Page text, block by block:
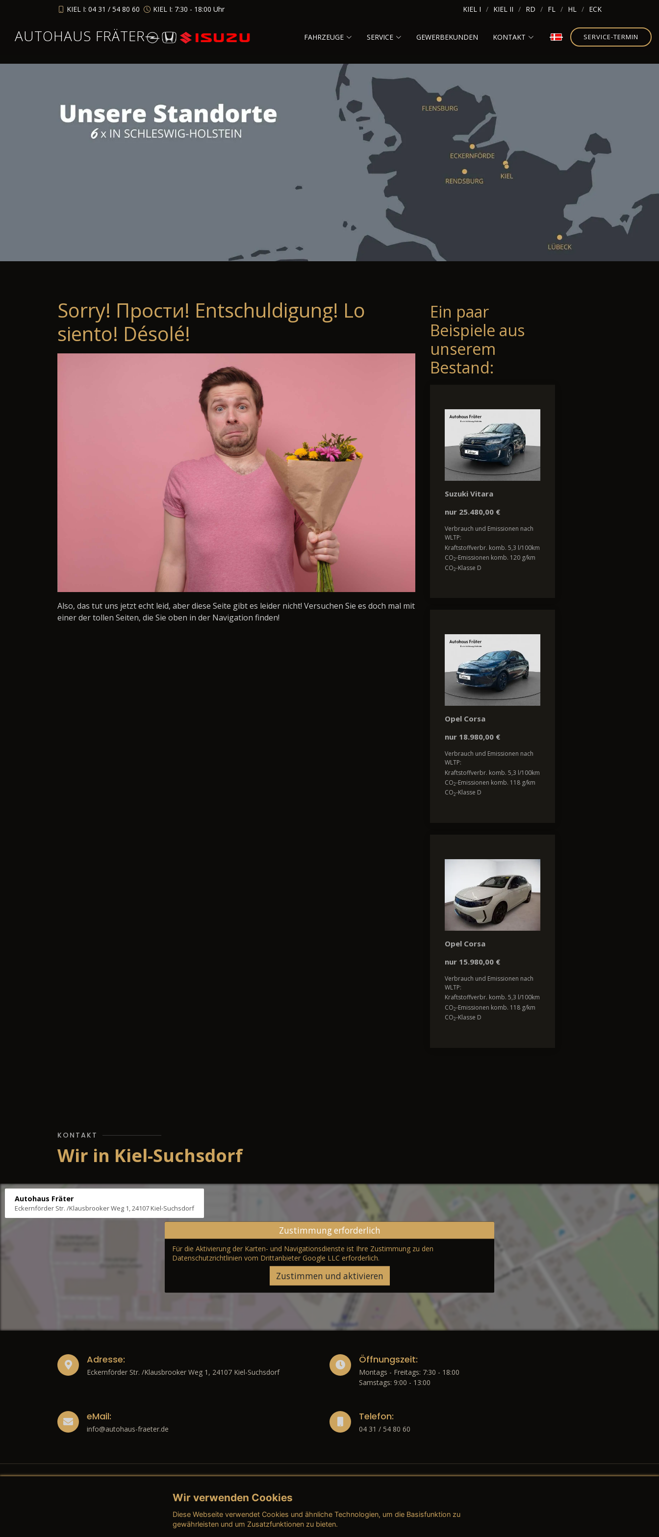
KIEL I: 04 31 / 54 80 60 KIEL I: 7:30 - 18:00 Uhr KIEL I KIEL II RD FL HL ECK
AUTOHAUS FRÄTER FAHRZEUGE SERVICE GEWERBEKUNDEN KONTAKT SERVICE-TERMIN
Sorry! Прости! Entschuldigung! Lo
siento! Désolé!
Also, das tut uns jetzt echt leid, aber diese Seite gibt es leider nicht! Versuchen Sie es doch mal mit
einer der tollen Seiten, die Sie oben in der Navigation finden!
Ein paar
Beispiele aus
unserem
Bestand:
Suzuki Vitara
nur 25.480,00 €
Verbrauch und Emissionen nach
WLTP:
Kraftstoffverbr. komb. 5,3 l/100km
CO2-Emissionen komb. 120 g/km
CO2-Klasse D
Opel Corsa
nur 18.980,00 €
Verbrauch und Emissionen nach
WLTP:
Kraftstoffverbr. komb. 5,3 l/100km
CO2-Emissionen komb. 118 g/km
CO2-Klasse D
Opel Corsa
nur 15.980,00 €
Verbrauch und Emissionen nach
WLTP:
Kraftstoffverbr. komb. 5,3 l/100km
CO2-Emissionen komb. 118 g/km
CO2-Klasse D
KONTAKT
Wir in Kiel-Suchsdorf
Autohaus Fräter
Eckernförder Str. /Klausbrooker Weg 1, 24107 Kiel-Suchsdorf
Zustimmung erforderlich
Für die Aktivierung der Karten- und Navigationsdienste ist Ihre Zustimmung zu den
Datenschutzrichtlinien vom Drittanbieter Google LLC erforderlich.
Zustimmen und aktivieren
Adresse:
Eckernförder Str. /Klausbrooker Weg 1, 24107 Kiel-Suchsdorf
Öffnungszeit:
Montags - Freitags: 7:30 - 18:00
Samstags: 9:00 - 13:00
eMail:
info@autohaus-fraeter.de
Telefon:
04 31 / 54 80 60
Rechtliches
→ Impressum
→ AGB (Neuwagen)
→ AGB (Teile & Zubehör)
Wir verwenden Cookies
Diese Webseite verwendet Cookies und ähnliche Technologien, um die Basisfunktion zu
gewährleisten und um Zusatzfunktionen zu bieten.